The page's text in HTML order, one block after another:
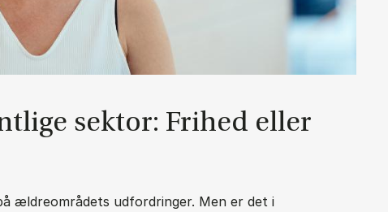
sek­tor: Fri­hed el­ler
ældreområdets udfordringer. Men er det i